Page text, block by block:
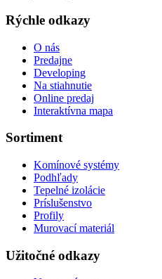
Rýchle odkazy
O nás
Predajne
Developing
Na stiahnutie
Online predaj
Interaktívna mapa
Sortiment
Komínové systémy
Podhľady
Tepelné izolácie
Príslušenstvo
Profily
Murovací materiál
Užitočné odkazy